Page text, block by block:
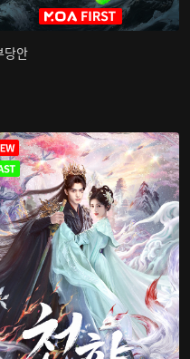
당안